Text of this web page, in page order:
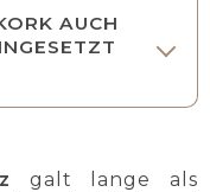
AUCH
galt lange als